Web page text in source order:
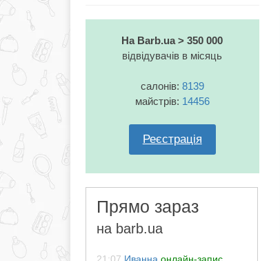
На Barb.ua > 350 000
відвідувачів в місяць
салонів: 8139
майстрів: 14456
Реєстрація
Прямо зараз
на barb.ua